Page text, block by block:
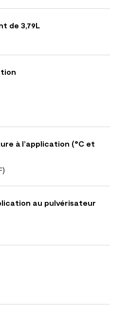
de 3,79L
à l’application (°C et
au pulvérisateur